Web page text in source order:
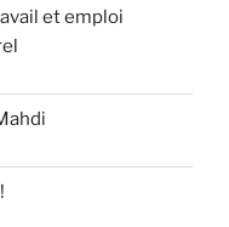
et emploi